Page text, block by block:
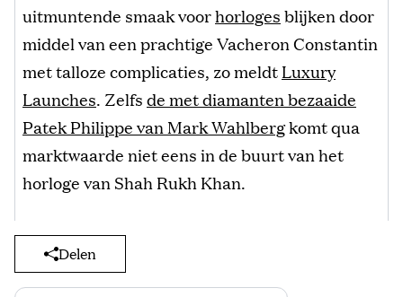
uitmuntende smaak voorhorlogesblijken door
middel van een prachtige Vacheron Constantin
met talloze complicaties, zo meldtLuxury
Launches. Zelfsde met diamanten bezaaide
Patek Philippe van Mark Wahlbergkomt qua
marktwaarde niet eens in de buurt van het
horloge van Shah Rukh Khan.
Delen